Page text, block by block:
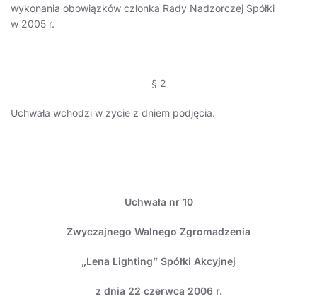
wykonania obowiązków członka Rady Nadzorczej Spółki
w 2005 r.
§ 2
Uchwała wchodzi w życie z dniem podjęcia.
Uchwała nr 10
Zwyczajnego Walnego Zgromadzenia
„Lena Lighting” Spółki Akcyjnej
z dnia 22 czerwca 2006 r.